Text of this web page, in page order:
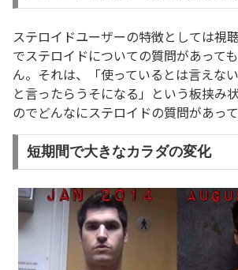
ステロイドユーザーの特徴としては視
でステロイドについての質問があって
ん。それは、「使っているとは言えな
と言ったらうそになる」という板挟み
のでどんなにステロイドの質問があって
短期間で大きなカラダの変化